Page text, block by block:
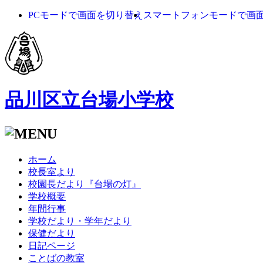
PCモードで画面を切り替え スマートフォンモードで画
品川区立台場小学校
ホーム
校長室より
校園長だより『台場の灯』
学校概要
年間行事
学校だより・学年だより
保健だより
日記ページ
ことばの教室